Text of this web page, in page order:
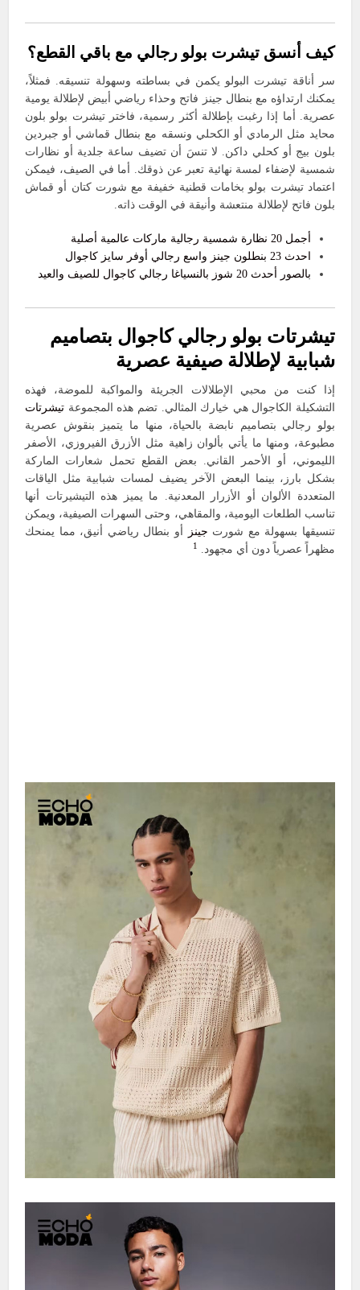
كيف أنسق تيشرت بولو رجالي مع باقي القطع؟
سر أناقة تيشرت البولو يكمن في بساطته وسهولة تنسيقه. فمثلاً،
يمكنك ارتداؤه مع بنطال جينز فاتح وحذاء رياضي أبيض لإطلالة يومية
عصرية. أما إذا رغبت بإطلالة أكثر رسمية، فاختر تيشرت بولو بلون
محايد مثل الرمادي أو الكحلي ونسقه مع بنطال قماشي أو جبردين
بلون بيج أو كحلي داكن. لا تنسَ أن تضيف ساعة جلدية أو نظارات
شمسية لإضفاء لمسة نهائية تعبر عن ذوقك. أما في الصيف، فيمكن
اعتماد تيشرت بولو بخامات قطنية خفيفة مع شورت كتان أو قماش
بلون فاتح لإطلالة منتعشة وأنيقة في الوقت ذاته.
أجمل 20 نظارة شمسية رجالية ماركات عالمية أصلية
احدث 23 بنطلون جينز واسع رجالي أوفر سايز كاجوال
بالصور أحدث 20 شوز بالنسياغا رجالي كاجوال للصيف والعيد
تيشرتات بولو رجالي كاجوال بتصاميم
شبابية لإطلالة صيفية عصرية
إذا كنت من محبي الإطلالات الجريئة والمواكبة للموضة، فهذه
التشكيلة الكاجوال هي خيارك المثالي. تضم هذه المجموعة تيشرتات
بولو رجالي بتصاميم نابضة بالحياة، منها ما يتميز بنقوش عصرية
مطبوعة، ومنها ما يأتي بألوان زاهية مثل الأزرق الفيروزي، الأصفر
الليموني، أو الأحمر القاني. بعض القطع تحمل شعارات الماركة
بشكل بارز، بينما البعض الآخر يضيف لمسات شبابية مثل الياقات
المتعددة الألوان أو الأزرار المعدنية. ما يميز هذه التيشيرتات أنها
تناسب الطلعات اليومية، والمقاهي، وحتى السهرات الصيفية، ويمكن
تنسيقها بسهولة مع شورت جينز
أو بنطال رياضي أنيق، مما يمنحك
مظهراً عصرياً دون أي مجهود. 1